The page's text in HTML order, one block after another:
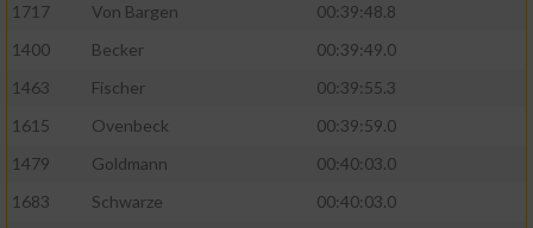
1717
Von Bargen
00:39:48.8
1400
Becker
00:39:49.0
1463
Fischer
00:39:55.3
1615
Ovenbeck
00:39:59.0
1479
Goldmann
00:40:03.0
1683
Schwarze
00:40:03.0
Performance
Funktional
Werbung